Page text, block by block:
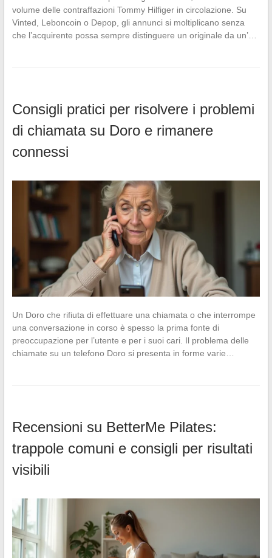
volume delle contraffazioni Tommy Hilfiger in circolazione. Su
Vinted, Leboncoin o Depop, gli annunci si moltiplicano senza
che l’acquirente possa sempre distinguere un originale da un’…
Consigli pratici per risolvere i problemi
di chiamata su Doro e rimanere
connessi
Un Doro che rifiuta di effettuare una chiamata o che interrompe
una conversazione in corso è spesso la prima fonte di
preoccupazione per l’utente e per i suoi cari. Il problema delle
chiamate su un telefono Doro si presenta in forme varie…
Recensioni su BetterMe Pilates:
trappole comuni e consigli per risultati
visibili